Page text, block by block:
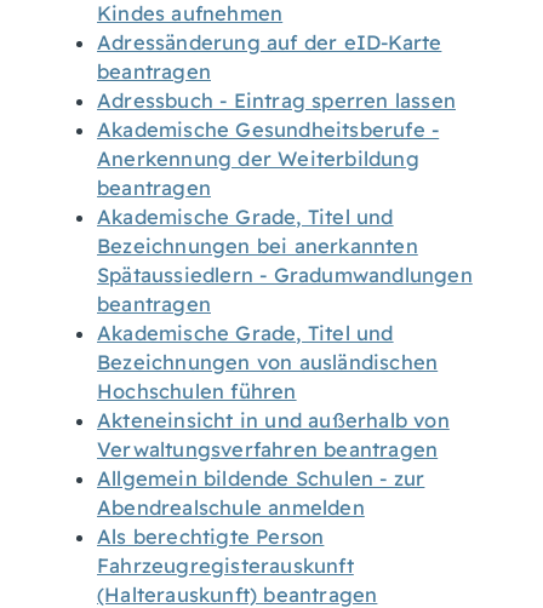
Kindes aufnehmen
Adressänderung auf der eID-Karte
beantragen
Adressbuch - Eintrag sperren lassen
Akademische Gesundheitsberufe -
Anerkennung der Weiterbildung
beantragen
Akademische Grade, Titel und
Bezeichnungen bei anerkannten
Spätaussiedlern - Gradumwandlungen
beantragen
Akademische Grade, Titel und
Bezeichnungen von ausländischen
Hochschulen führen
Akteneinsicht in und außerhalb von
Verwaltungsverfahren beantragen
Allgemein bildende Schulen - zur
Abendrealschule anmelden
Als berechtigte Person
Fahrzeugregisterauskunft
(Halterauskunft) beantragen